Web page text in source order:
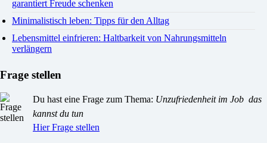
garantiert Freude schenken
Minimalistisch leben: Tipps für den Alltag
Lebensmittel einfrieren: Haltbarkeit von Nahrungsmitteln
verlängern
Frage stellen
Du hast eine Frage zum Thema: Unzufriedenheit im Job  das
kannst du tun
Hier Frage stellen